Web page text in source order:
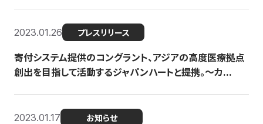
2023.01.26 プレスリリース
寄付システム提供のコングラント、アジアの高度医療拠点
創出を目指して活動するジャパンハートと提携。〜カ...
2023.01.17 お知らせ